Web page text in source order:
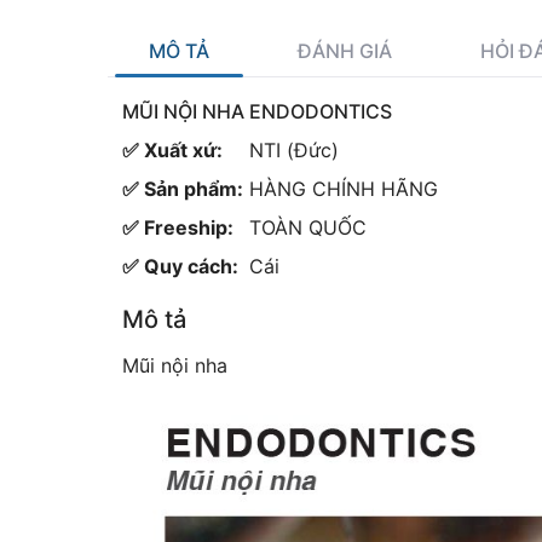
MÔ TẢ ĐÁNH GIÁ HỎI
MŨI NỘI NHA ENDODONTICS
✅ Xuất xứ:
NTI (Đức)
✅ Sản phẩm: HÀNG CHÍNH HÃNG
✅ Freeship:
TOÀN QUỐC
✅ Quy cách: Cái
Mô tả
Mũi nội nha